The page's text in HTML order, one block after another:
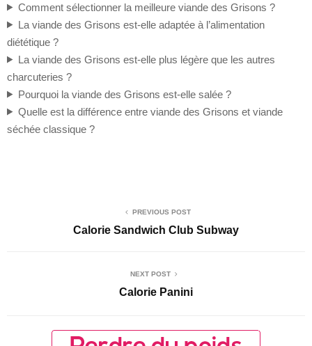
Comment sélectionner la meilleure viande des Grisons ?
La viande des Grisons est-elle adaptée à l’alimentation
diététique ?
La viande des Grisons est-elle plus légère que les autres
charcuteries ?
Pourquoi la viande des Grisons est-elle salée ?
Quelle est la différence entre viande des Grisons et viande
séchée classique ?
PREVIOUS POST
Calorie Sandwich Club Subway
NEXT POST
Calorie Panini